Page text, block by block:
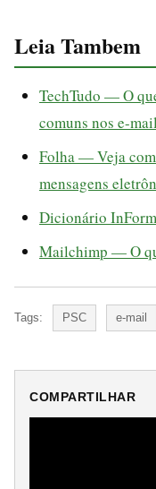
Leia Tambem
TechTudo — O
comuns nos e-
Folha — Veja
mensagens
Dicionário
Mailchimp — O
Tags: PSC e-mail
COMPARTILHAR